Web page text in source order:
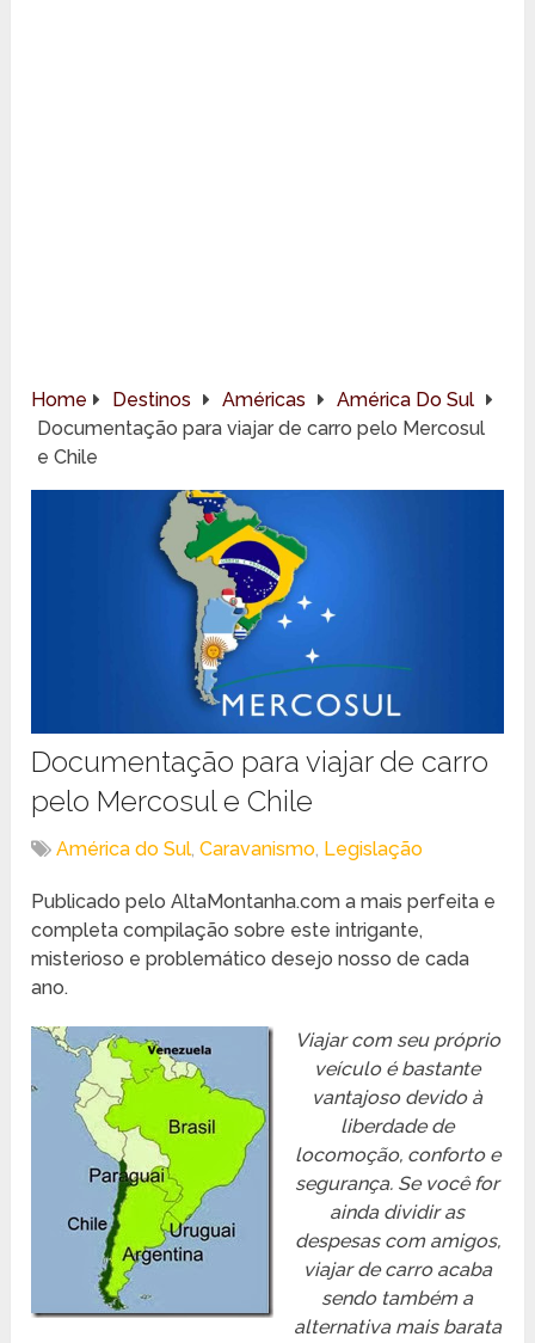
Home Destinos Américas
América Do Sul
Documentação para viajar de carro pelo Mercosul
e Chile
Documentação para viajar de carro
pelo Mercosul e Chile
América do Sul,Caravanismo, Legislação
Publicado pelo AltaMontanha.com a mais perfeita e
completa compilação sobre este intrigante,
misterioso e problemático desejo nosso de cada
ano.
Viajar com seu próprio
veículo é bastante
vantajoso devido à
liberdade de
locomoção, conforto e
segurança. Se você for
ainda dividir as
despesas com amigos,
viajar de carro acaba
sendo também a
alternativa mais barata